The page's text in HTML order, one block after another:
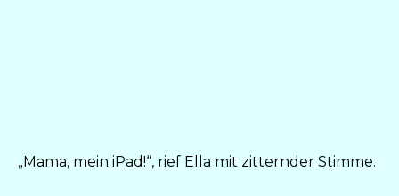
„Mama, mein iPad!“, rief Ella mit zitternder Stimme.